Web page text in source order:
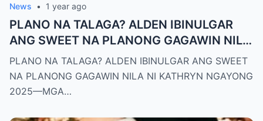
News • 1 year ago
PLANO NA TALAGA? ALDEN IBINULGAR
ANG SWEET NA PLANONG GAGAWIN NILA
NI KATHRYN NGAYONG 2025—MGA
TAGA-SUBAYBAY, KINILIG NG TODO!
PLANO NA TALAGA? ALDEN IBINULGAR ANG SWEET
NA PLANONG GAGAWIN NILA NI KATHRYN NGAYONG
2025—MGA…